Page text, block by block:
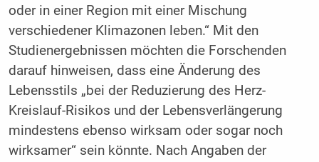
oder in einer Region mit einer Mischung
verschiedener Klimazonen leben.“ Mit den
Studienergebnissen möchten die Forschenden
darauf hinweisen, dass eine Änderung des
Lebensstils „bei der Reduzierung des Herz-
Kreislauf-Risikos und der Lebensverlängerung
mindestens ebenso wirksam oder sogar noch
wirksamer“ sein könnte. Nach Angaben der